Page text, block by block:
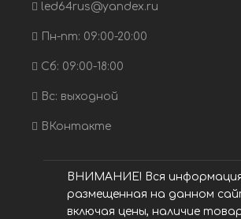
led64rus@yandex.ru
Пн-пт: 09:00-20:00
Сб: 09:00-18:00
Вс: выходной
ВКонтакте
ВНИМАНИЕ! Вся
размещенная на данном
включая цены, наличие